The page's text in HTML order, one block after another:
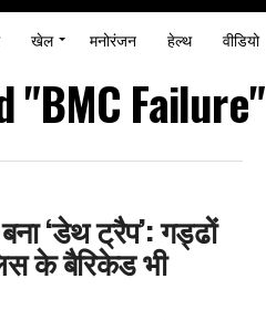
खेल मनोरंजन हेल्थ वीडियो
"BMC Failure"
‘डेथ ट्रैप’: गड्ढों
के बैरिकेड भी